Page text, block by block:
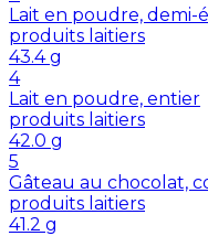
Lait en poudre, demi-
produits laitiers
43.4 g
4
Lait en poudre, entier
produits laitiers
42.0 g
5
Gâteau au chocolat,
produits laitiers
41.2 g